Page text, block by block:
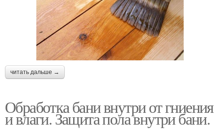
читать дальше →
Обработка бани внутри от гниения
и влаги. Защита пола внутри бани.